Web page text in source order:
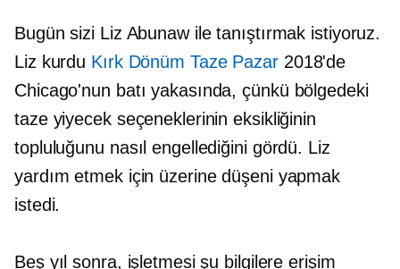
Bugün sizi Liz Abunaw ile tanıştırmak istiyoruz.
Liz kurdu Kırk Dönüm Taze Pazar2018'de
Chicago'nun batı yakasında, çünkü bölgedeki
taze yiyecek seçeneklerinin eksikliğinin
topluluğunu nasıl engellediğini gördü. Liz
yardım etmek için üzerine düşeni yapmak
istedi.
Beş yıl sonra, işletmesi şu bilgilere erişim